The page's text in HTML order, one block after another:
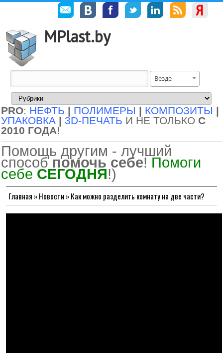
MPlast.by
Везде
PRO: НЕФТЬ | ПОЛИМЕРЫ | КОМПОЗИТЫ |
УПАКОВКА | 3D-ПЕЧАТЬ И НЕ ТОЛЬКО С
2010 ГОДА!
Помощь другим - лучший
способ помочь себе! Помоги
себе СЕГОДНЯ!)
Главная »Новости»Как можно разделить комнату на две части?